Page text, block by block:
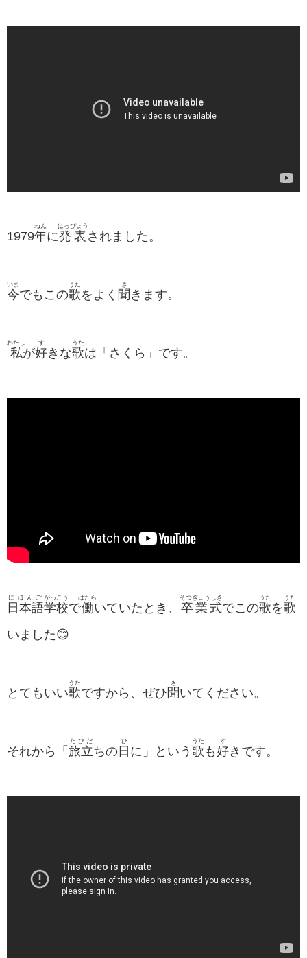
1979年
ねん
に発表
はっぴょう
されました。
今
いま
でもこの歌
うた
をよく 聞
き
きます。
私
わたし
が好
す
きな歌
うた
は「さくら」です。
日本語
にほんご
学校
がっこう
で働
はたら
いていたとき、 卒業式
そつぎょうしき
でこの歌
うた
を歌
うた
いました😊
とてもいい歌
うた
ですから、ぜひ聞
き
いてください。
それから「 旅立
たびだ
ちの日
ひ
に」という 歌
うた
も好
す
きです。